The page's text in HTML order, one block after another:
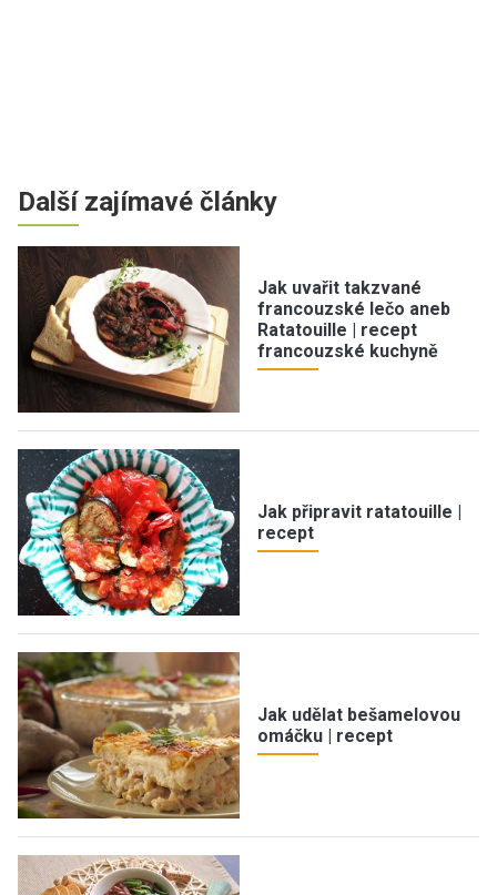
Další zajímavé články
Jak uvařit takzvané
francouzské lečo aneb
Ratatouille | recept
francouzské kuchyně
Jak připravit ratatouille |
recept
Jak udělat bešamelovou
omáčku | recept